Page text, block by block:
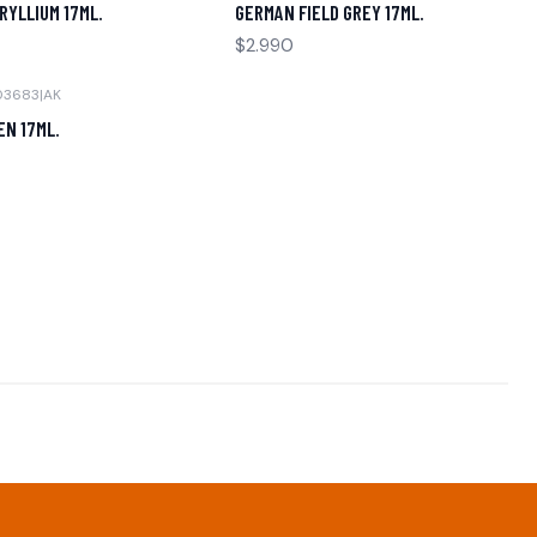
17ML.
GERMAN FIELD GREY 17ML.
$2.990
|AK
17ML.